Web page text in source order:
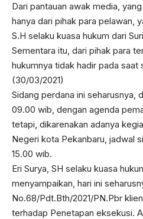
Dari pantauan awak media,
hanya dari pihak para pelawan,
S.H selaku kuasa hukum dari
Sementara itu, dari pihak para
hukumnya tidak hadir pada saat
(30/03/2021)
Sidang perdana ini seharusnya,
09.00 wib, dengan agenda
tetapi, dikarenakan adanya
Negeri kota Pekanbaru, jadwal
15.00 wib.
Eri Surya, SH selaku kuasa
menyampaikan, hari ini
No.68/Pdt.Bth/2021/PN.Pbr
terhadap Penetapan eksekusi.